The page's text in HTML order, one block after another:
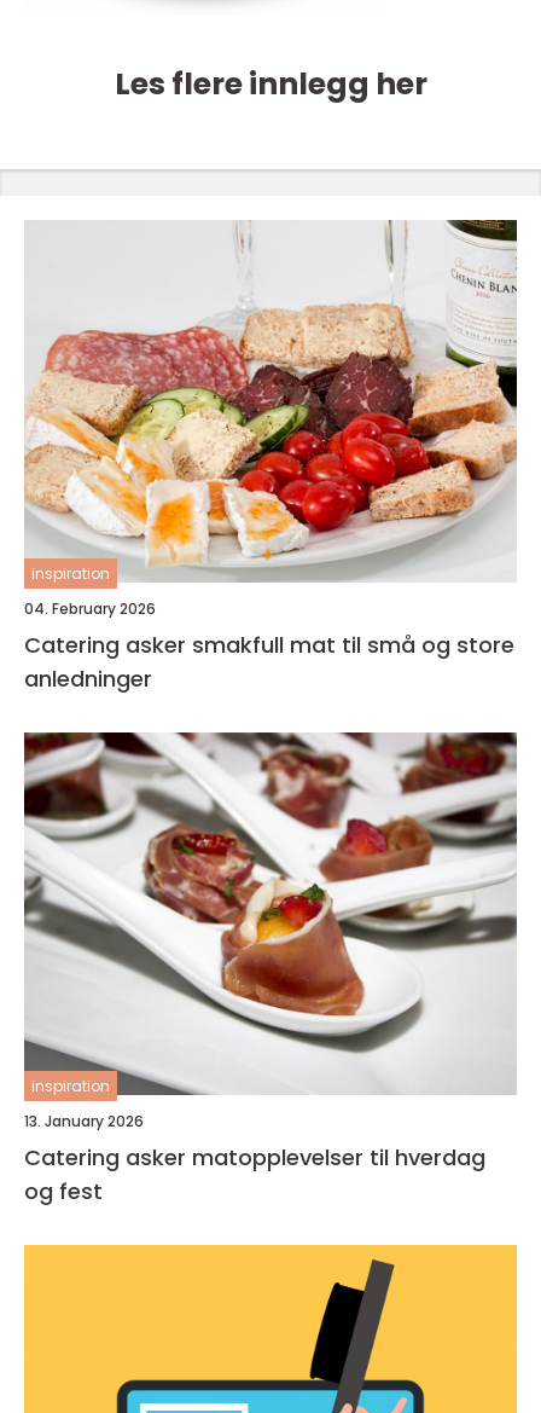
Les flere innlegg her
inspiration
04. February 2026
Catering asker smakfull mat til små og store
anledninger
inspiration
13. January 2026
Catering asker matopplevelser til hverdag
og fest